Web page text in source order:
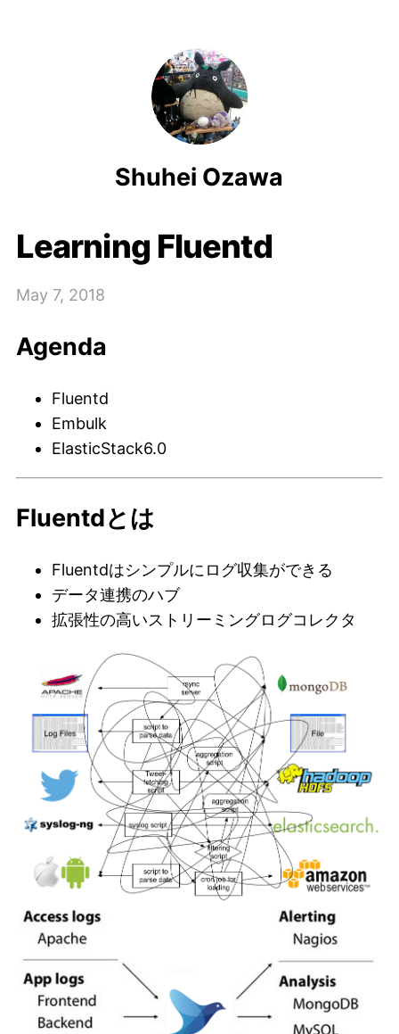
Shuhei Ozawa
Learning Fluentd
May 7, 2018
Agenda
Fluentd
Embulk
ElasticStack6.0
Fluentdとは
Fluentdはシンプルにログ収集ができる
データ連携のハブ
拡張性の高いストリーミングログコレクタ